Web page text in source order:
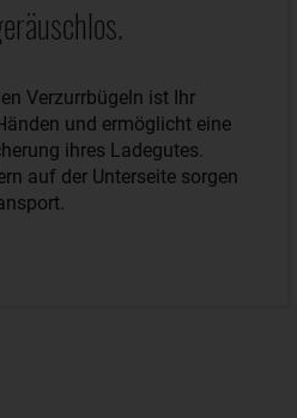
Verzurrbügeln ist Ihr
und ermöglicht eine
ihres Ladegutes.
auf der Unterseite sorgen